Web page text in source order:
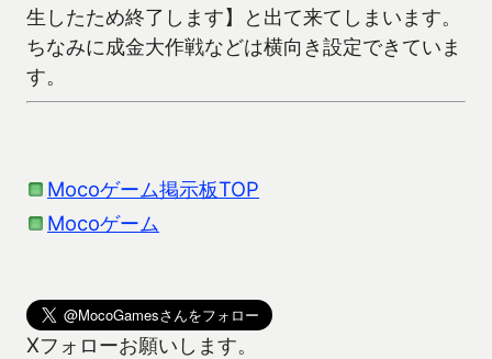
生したため終了します】と出て来てしまいます。
ちなみに成金大作戦などは横向き設定できていま
す。
Mocoゲーム掲示板TOP
Mocoゲーム
Xフォローお願いします。